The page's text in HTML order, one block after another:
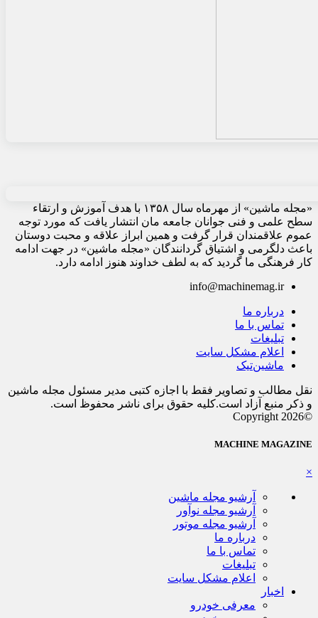
«مجله ماشین» از مهرماه سال ۱۳۵۸ با هدف آموزش و ارتقاء
سطح علمی و فنی جوانان جامعه مان انتشار یافت که مورد توجه
عموم علاقمندان قرار گرفت و همین ابراز علاقه و محبت دوستان
باعث دلگرمی و اشتیاق گردانندگان «مجله ماشین» در جهت ادامه
کار فرهنگی ما گردید که به لطف خداوند هنوز ادامه دارد.
info@machinemag.ir
درباره ما
تماس با ما
تبلیغات
اعلام مشکل سایت
ماشین‌تیک
نقل مطالب و تصاویر فقط با اجازه کتبی مدیر مسئول مجله ماشین
و ذکر منبع آزاد است.کلیه حقوق برای ناشر محفوظ است.
©Copyright 2026
MACHINE MAGAZINE
×
آرشیو مجله ماشین
آرشیو مجله نوآور
آرشیو مجله موتور
درباره ما
تماس با ما
تبلیغات
اعلام مشکل سایت
اخبار
معرفی خودرو